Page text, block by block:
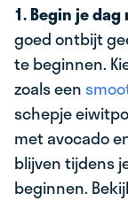
1. Begin je
goed ontbijt
te beginnen.
zoals een
schepje
met avocado
blijven tijdens
beginnen.